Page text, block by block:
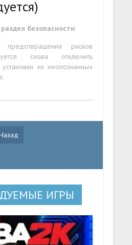
безопасности:
рисков
снова отключить
установки из неопознанных
ИГРЫ